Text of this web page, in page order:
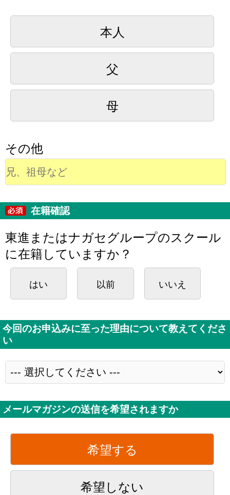
本人
父
母
その他
在籍確認
東進またはナガセグループのスクール
に在籍していますか？
はい 以前 いいえ
今回のお申込みに至った理由について教えてくださ
い
メールマガジンの送信を希望されますか
希望する
希望しない